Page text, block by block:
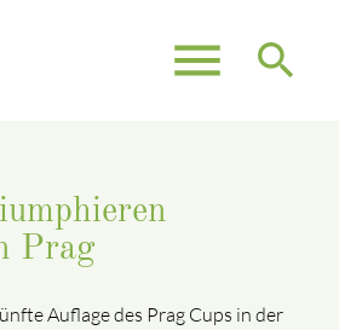
menu search
Prag
Auflage des Prag Cups in der